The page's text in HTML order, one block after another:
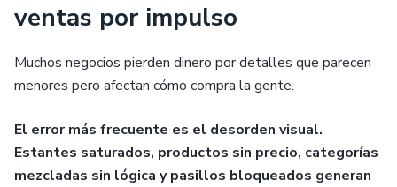
ventas por impulso
Muchos negocios pierden dinero por detalles que parecen
menores pero afectan cómo compra la gente.
El error más frecuente es el desorden visual.
Estantes saturados, productos sin precio, categorías
mezcladas sin lógica y pasillos bloqueados generan